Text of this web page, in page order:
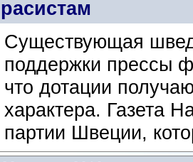
расистам
Существующая
поддержки прессы
что дотации
характера. Газета
партии Швеции,